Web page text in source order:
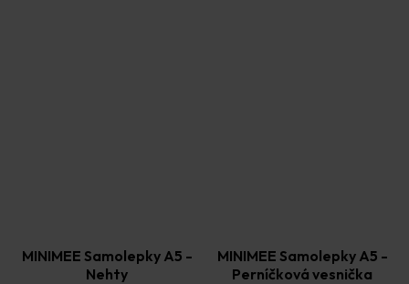
MINIMEE Samolepky A5 -
Nehty
MINIMEE Samolepky A5 -
Perníčková vesnička